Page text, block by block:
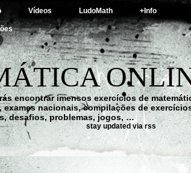
Vídeos LudoMath +Info
encontrar imensos exercícios de
nacionais, compilações de
desafios, problemas, jogos, …
stay updated via rss